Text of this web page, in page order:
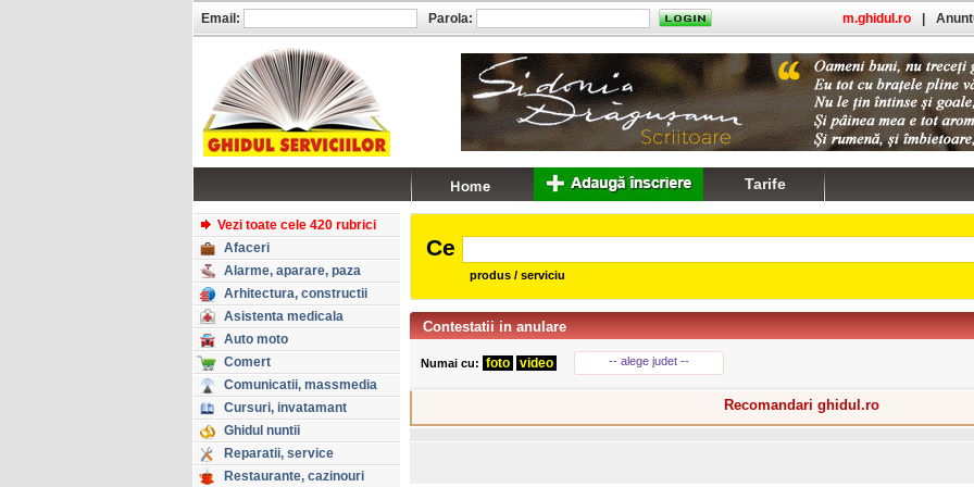
Vezi toate cele 420 rubrici
Afaceri
Alarme, aparare, paza
Arhitectura, constructii
Asistenta medicala
Auto moto
Comert
Comunicatii, massmedia
Cursuri, invatamant
Ghidul nuntii
Reparatii, service
Restaurante, cazinouri
Ce
produs / serviciu
Contestatii in anulare
Numai cu: foto video -- alege judet --
Recomandari ghidul.ro
Email: Parola: m.ghidul.ro
Tarife